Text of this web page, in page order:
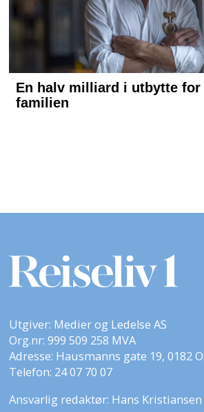
Utgiver: Medier og Ledelse AS
Org.nr: 999 509 258 MVA
Adresse: Hausmanns gate 19, 0182
Telefon: 24 07 70 07
Ansvarlig redaktør: Hans Kristiansen